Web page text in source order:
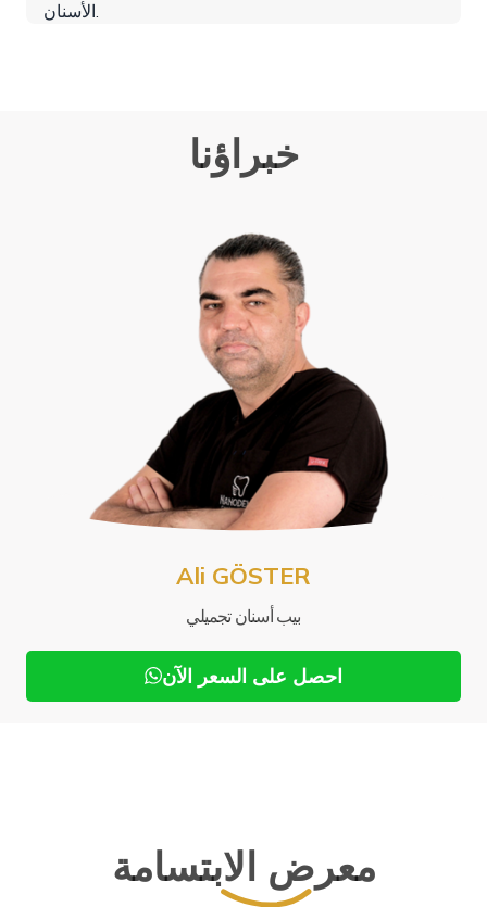
خبراؤنا
Ali GÖSTER
بيب أسنان تجميلي
احصل على السعر الآن
معرض الابتسامة